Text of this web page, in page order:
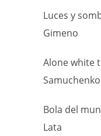
Luces y
Gimeno
Alone white
Samuchenko
Bola del
Lata